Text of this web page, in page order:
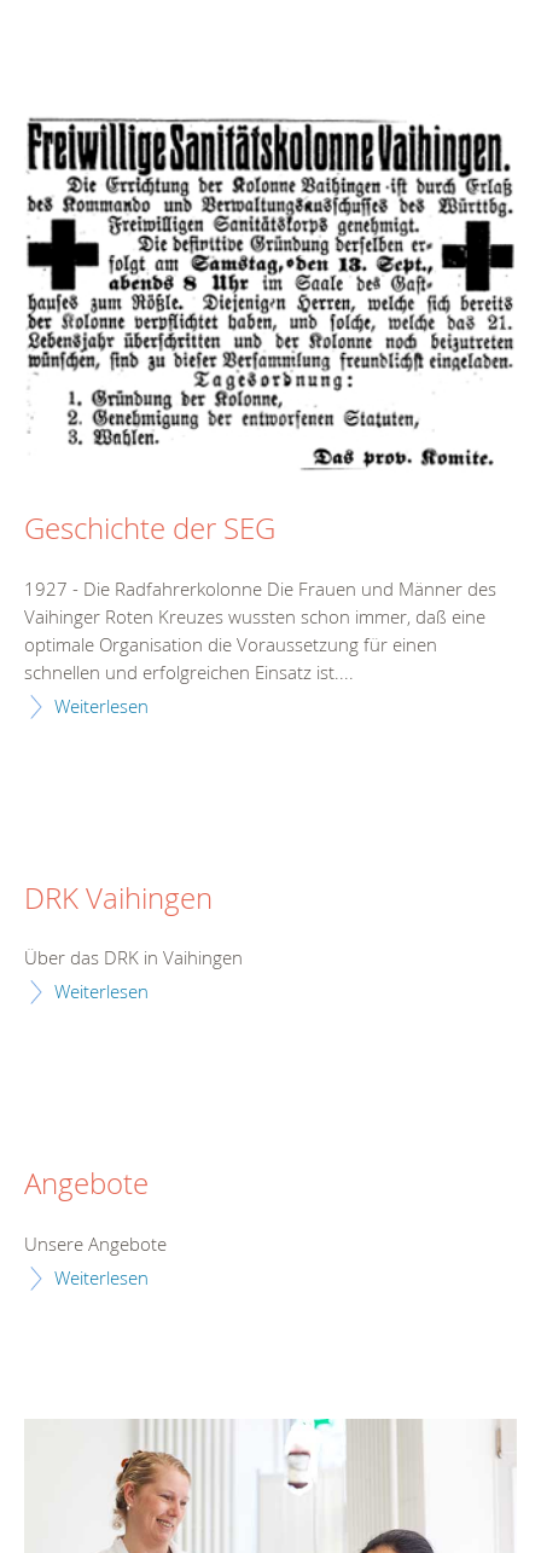
Geschichte der SEG
1927 - Die Radfahrerkolonne Die Frauen und Männer des
Vaihinger Roten Kreuzes wussten schon immer, daß eine
optimale Organisation die Voraussetzung für einen
schnellen und erfolgreichen Einsatz ist....
Weiterlesen
DRK Vaihingen
Über das DRK in Vaihingen
Weiterlesen
Angebote
Unsere Angebote
Weiterlesen